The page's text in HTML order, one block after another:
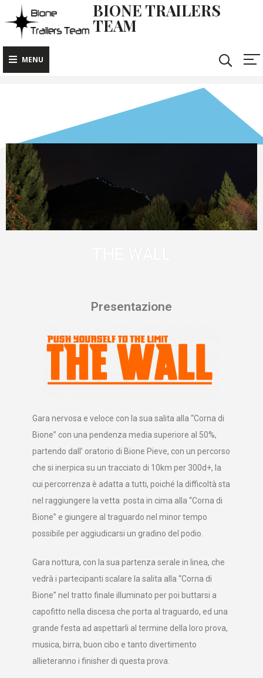
BIONE TRAILERS
TEAM
MENU
THE WALL
Presentazione
Gara nervosa e veloce con la sua salita alla “Corna di
Bione” con una pendenza media superiore al 50%,
partendo dall’ oratorio di Bione Pieve, con un percorso
che si inerpica su un tracciato di 10km per 300d+, la
cui percorrenza è adatta a tutti, poiché la difficoltà sta
nel raggiungere la vetta posta in cima alla “Corna di
Bione” e giungere al traguardo nel minor tempo
possibile per aggiudicarsi un gradino del podio.
Gara nottura, con la sua partenza serale in linea, che
vedrà i partecipanti scalare la salita alla “Corna di
Bione” nel tratto finale illuminato per poi buttarsi a
capofitto nella discesa che porta al traguardo, ed una
grande festa ad aspettarli al termine della loro prova,
musica, birra, buon cibo e tanto divertimento
allieteranno i finisher di questa prova.